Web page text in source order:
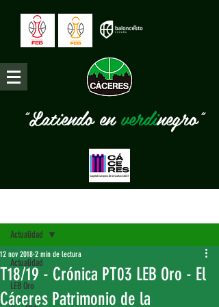
"Latiendo enverdinegro"
Actualidad
LEB Oro
Actualidad
T18/19 - Crónica PT03 LEB Oro - El
Cáceres Patrimonio de la
12 nov 2018 2 min de lectura